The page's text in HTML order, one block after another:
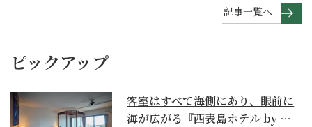
記事一覧へ
ピックアップ
客室はすべて海側にあり、眼前に
海が広がる『西表島ホテル by 星